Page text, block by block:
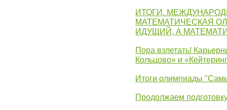
ИТОГИ.
МАТЕМАТИЧЕСКАЯ
ИДУЩИЙ, А
Пора взлетать!
Кольцово» и
Итоги олимпиады
Продолжаем